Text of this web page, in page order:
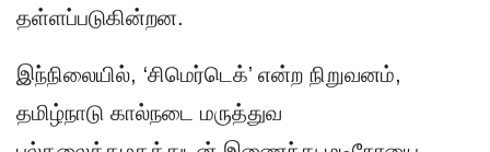
தள்ளப்படுகின்றன.
இந்நிலையில், ‘சிமெர்டெக்’ என்ற நிறுவனம்,
தமிழ்நாடு கால்நடை மருத்துவ